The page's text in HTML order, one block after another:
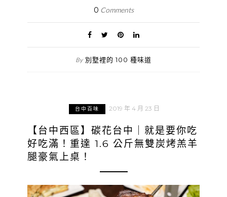
0 Comments
By 別墅裡的 100 種味道
台中百味 2019 年 4 月 23 日
【台中西區】碳花台中｜就是要你吃
好吃滿！重達 1.6 公斤無雙炭烤羔羊
腿豪氣上桌！